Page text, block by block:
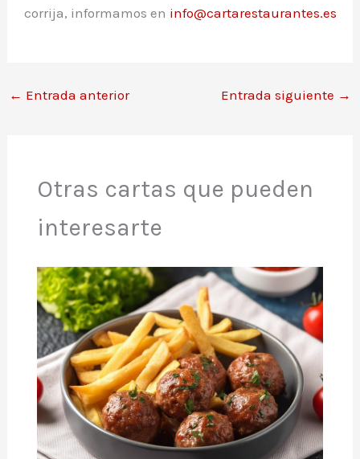
corrija, informamos en info@cartarestaurantes.es
← Entrada anterior Entrada siguiente →
Otras cartas que pueden
interesarte